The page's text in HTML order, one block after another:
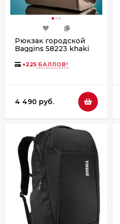
Рюкзак городской
Baggins 58223 khaki
+225 БАЛЛОВ!
4 490 руб.